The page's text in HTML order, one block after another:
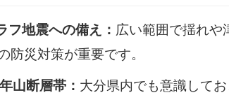
フ地震への備え： 広い範囲で揺れや
防災対策が重要です。
山断層帯： 大分県内でも意識して